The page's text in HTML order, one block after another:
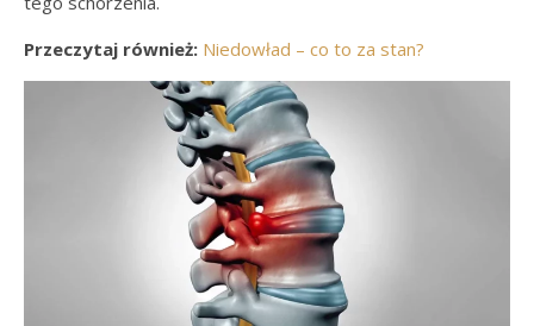
Przeczytaj również: Niedowład – co to za stan?